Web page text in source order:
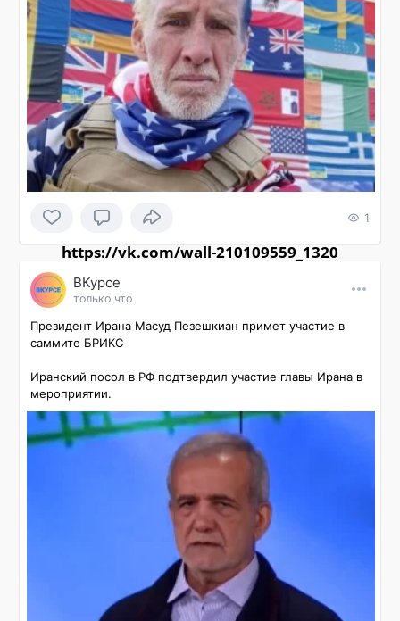
1
https://vk.com/wall-210109559_1320
ВКурсе
только что
Президент Ирана Масуд Пезешкиан примет участие в
саммите БРИКС
Иранский посол в РФ подтвердил участие главы Ирана в
мероприятии.